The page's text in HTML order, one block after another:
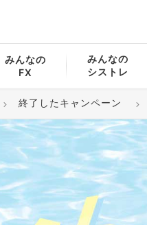
みんなの
FX
みんなの
シストレ
終了したキャンペーン